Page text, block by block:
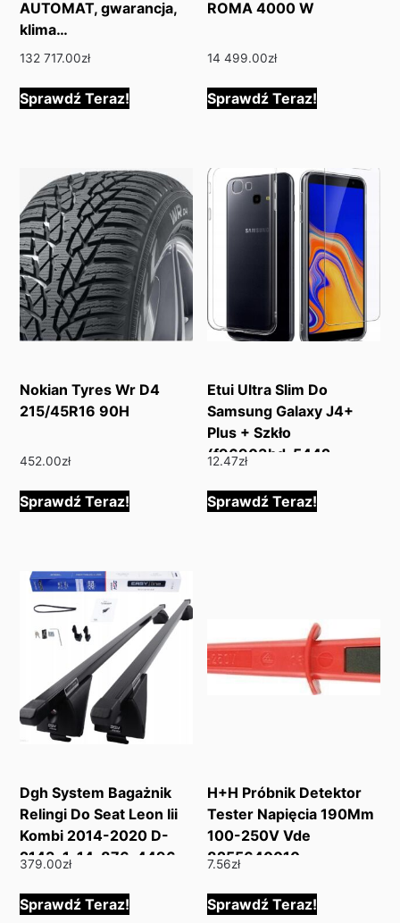
AUTOMAT, gwarancja,
klima…
132 717.00zł
Sprawdź Teraz!
ROMA 4000 W
14 499.00zł
Sprawdź Teraz!
Nokian Tyres Wr D4
215/45R16 90H
452.00zł
Sprawdź Teraz!
Etui Ultra Slim Do
Samsung Galaxy J4+
Plus + Szkło
(f96903bd-5442-
37e96e512d0d)
12.47zł
Sprawdź Teraz!
Dgh System Bagażnik
Relingi Do Seat Leon Iii
Kombi 2014-2020 D-
2143-1-14-876-4496
379.00zł
Sprawdź Teraz!
H+H Próbnik Detektor
Tester Napięcia 190Mm
100-250V Vde
8255640010
7.56zł
Sprawdź Teraz!